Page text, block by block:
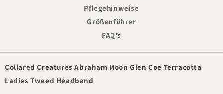
Pflegehinweise
Größenführer
FAQ's
Collared Creatures Abraham Moon Glen Coe Terracotta
Ladies Tweed Headband